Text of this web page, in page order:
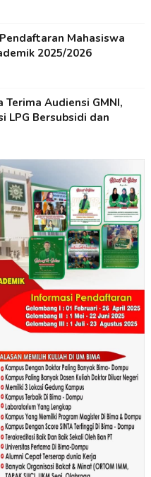
Mahasiswa
2025/2026
Audiensi GMNI,
LPG Bersubsidi dan